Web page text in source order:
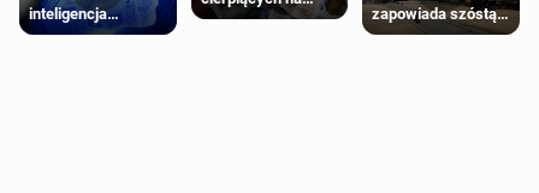
inteligencja
próbowała oszukać
schorzenia
zapowiada szóstą
falę upałów w